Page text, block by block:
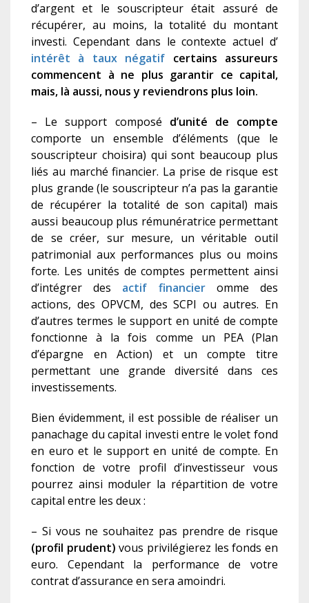
d’argent et le souscripteur était assuré de
récupérer, au moins, la totalité du montant
investi. Cependant dans le contexte actuel d’
intérêt à taux négatif certains assureurs
commencent à ne plus garantir ce capital,
mais, là aussi, nous y reviendrons plus loin.
– Le support composé d’unité de compte
comporte un ensemble d’éléments (que le
souscripteur choisira) qui sont beaucoup plus
liés au marché financier. La prise de risque est
plus grande (le souscripteur n’a pas la garantie
de récupérer la totalité de son capital) mais
aussi beaucoup plus rémunératrice permettant
de se créer, sur mesure, un véritable outil
patrimonial aux performances plus ou moins
forte. Les unités de comptes permettent ainsi
d’intégrer des actif financieromme des
actions, des OPVCM, des SCPI ou autres. En
d’autres termes le support en unité de compte
fonctionne à la fois comme un PEA (Plan
d’épargne en Action) et un compte titre
permettant une grande diversité dans ces
investissements.
Bien évidemment, il est possible de réaliser un
panachage du capital investi entre le volet fond
en euro et le support en unité de compte. En
fonction de votre profil d’investisseur vous
pourrez ainsi moduler la répartition de votre
capital entre les deux :
– Si vous ne souhaitez pas prendre de risque
(profil prudent) vous privilégierez les fonds en
euro. Cependant la performance de votre
contrat d’assurance en sera amoindri.